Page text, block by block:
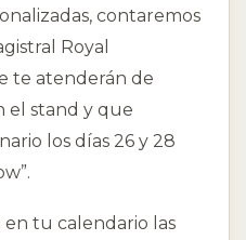
contaremos
Royal
te atenderán de
el stand y que
los días 26 y 28
en tu calendario las